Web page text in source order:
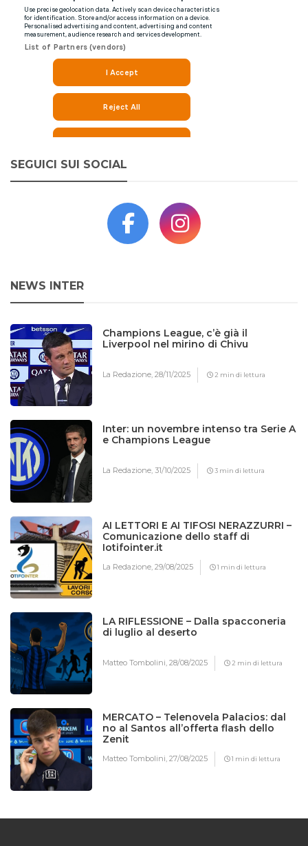
SEGUICI SUI SOCIAL
NEWS INTER
Champions League, c’è già il
Liverpool nel mirino di Chivu
La Redazione,28/11/2025 2 min di lettura
Inter: un novembre intenso tra Serie A
e Champions League
La Redazione,31/10/2025 3 min di lettura
AI LETTORI E AI TIFOSI NERAZZURRI –
Comunicazione dello staff di
Iotifointer.it
La Redazione,29/08/2025 1 min di lettura
LA RIFLESSIONE – Dalla spacconeria
di luglio al deserto
Matteo Tombolini,28/08/2025 2 min di lettura
MERCATO – Telenovela Palacios: dal
no al Santos all’offerta flash dello
Zenit
Matteo Tombolini,27/08/2025 1 min di lettura